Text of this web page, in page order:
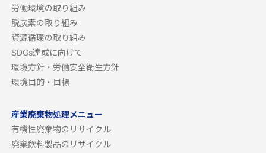
労働環境の取り組み
脱炭素の取り組み
資源循環の取り組み
SDGs達成に向けて
環境方針・労働安全衛生方針
環境目的・目標
産業廃棄物処理メニュー
有機性廃棄物のリサイクル
廃棄飲料製品のリサイクル